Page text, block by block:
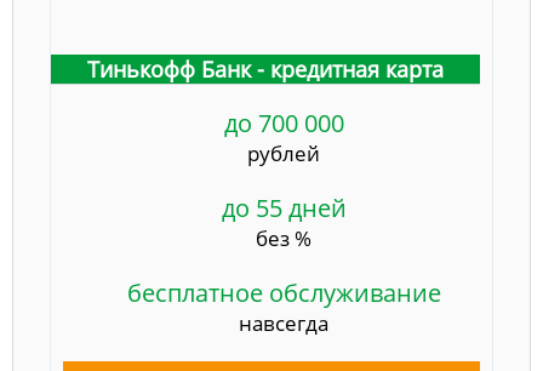
Тинькофф Банк - кредитная карта
до 700 000
рублей
до 55 дней
без %
бесплатное обслуживание
навсегда